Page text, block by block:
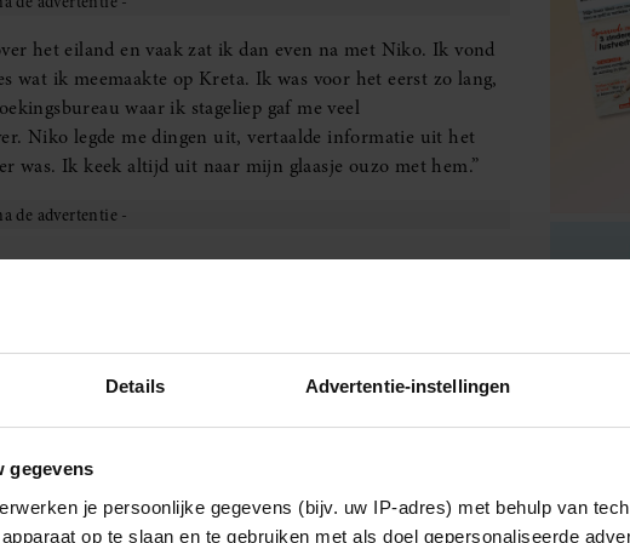
Details Advertentie-instellingen
gegevens
je persoonlijke gegevens (bijv. uw IP-adres) met behulp van
op te slaan en te gebruiken met als doel gepersonaliseerde
het eiland en vaak zat ik dan even na met Niko. Ik vond
ik meemaakte op Kreta. Ik was voor het eerst zo lang,
waar ik stageliep gaf me veel
Niko legde me dingen uit, vertaalde informatie uit het
was. Ik keek altijd uit naar mijn glaasje ouzo met hem.”
had het pittoreske hotel al jong overgenomen van zijn
soms als kind al met hun ouders naar deze stek op
dat André uit Spanje altijd een flesje wijn koud wilde
op haar kamer hield en Klaas uit Nederland steevast
ik heel mooi om te zien. En zoals hij zijn gasten
hoede genomen en raakte vertrouwd met zijn kalme